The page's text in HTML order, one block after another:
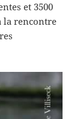
et 3500
la rencontre